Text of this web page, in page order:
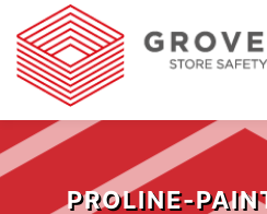
PROLINE-